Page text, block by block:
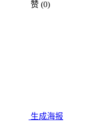
赞 (0)
生成海报